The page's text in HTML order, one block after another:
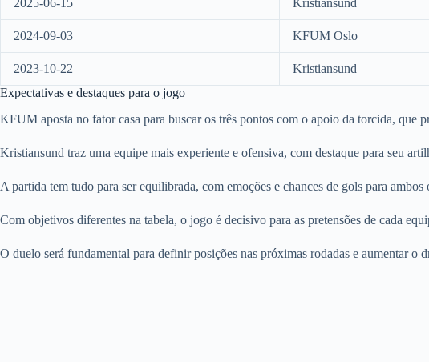
2025-06-15 Kristiansund
2024-09-03 KFUM Oslo
2023-10-22 Kristiansund
Expectativas e destaques para o jogo
KFUM aposta no fator casa para buscar os três pontos com o apoio da torcida, que
Kristiansund traz uma equipe mais experiente e ofensiva, com destaque para seu
A partida tem tudo para ser equilibrada, com emoções e chances de gols para
Com objetivos diferentes na tabela, o jogo é decisivo para as pretensões de cada
O duelo será fundamental para definir posições nas próximas rodadas e aumentar o